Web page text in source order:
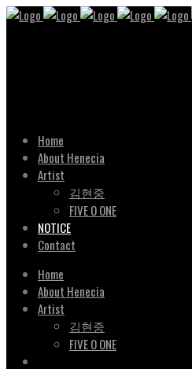
Home
About Henecia
Artist
김현중
FIVE O ONE
NOTICE
Contact
Home
About Henecia
Artist
김현중
FIVE O ONE